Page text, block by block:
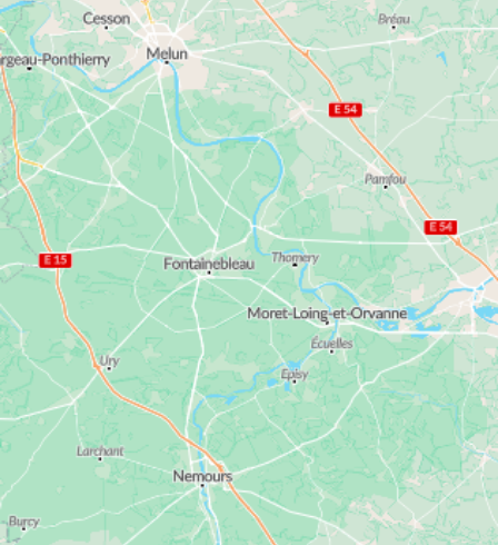
Située en Ile-de-France, la Seine-et-Marne est un
département dynamique et étendu qui représente à
lui seul 50 % de la région de par sa superficie et qui
bénéficie d’une forte croissance démographique.
Avec de nombreuses villes situées à moins d’une
heure de la capitale, la Seine-et-Marne attire de
nombreux acheteurs, familles et investisseurs qui
souhaitent pouvoir accéder à des biens immobiliers
spacieux à proximité d’espaces verts tout en
profitant des transports en commun (RER,
Transilien) et des axes de transports principaux.
Profitant du développement de Marne-la-Vallée et
des villes qu’elle contient, le département de la
Seine-et-Marne peut compter sur le dynamisme de
nombreuses villes comme Meaux, Chelles, Melun
ou Pontault-Combault ainsi que sur l’extension du
réseau de transport en commun et l’implantation
de nombreuses entreprises sur le territoire.